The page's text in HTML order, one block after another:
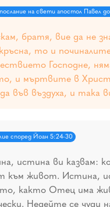
на свети апостол Павел
братя, вие да не
то и
Господне,
и мъртвите в
във въздуха, и така
според Йоан 5:24-30
истина ви казвам:
към живот. Истина,
както Отец има
Недейте се чуди